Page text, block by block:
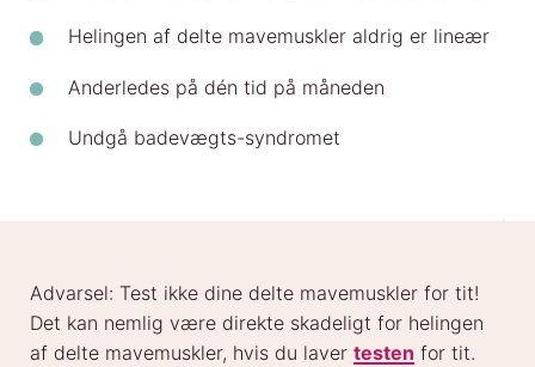
Helingen af delte mavemuskler aldrig er lineær
Anderledes på dén tid på måneden
Undgå badevægts-syndromet
Advarsel: Test ikke dine delte mavemuskler for tit!
Det kan nemlig være direkte skadeligt for helingen
af delte mavemuskler, hvis du laver testen for tit.